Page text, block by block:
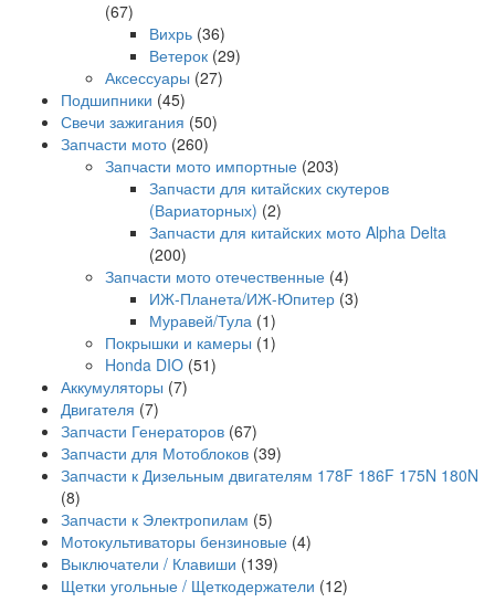
(67)
Вихрь (36)
Ветерок (29)
Аксессуары (27)
Подшипники (45)
Свечи зажигания (50)
Запчасти мото (260)
Запчасти мото импортные (203)
Запчасти для китайских скутеров
(Вариаторных) (2)
Запчасти для китайских мото Alpha Delta
(200)
Запчасти мото отечественные (4)
ИЖ-Планета/ИЖ-Юпитер (3)
Муравей/Тула (1)
Покрышки и камеры (1)
Honda DIO (51)
Аккумуляторы (7)
Двигателя (7)
Запчасти Генераторов (67)
Запчасти для Мотоблоков (39)
Запчасти к Дизельным двигателям 178F 186F 175N 180N
(8)
Запчасти к Электропилам (5)
Мотокультиваторы бензиновые (4)
Выключатели / Клавиши (139)
Щетки угольные / Щеткодержатели (12)